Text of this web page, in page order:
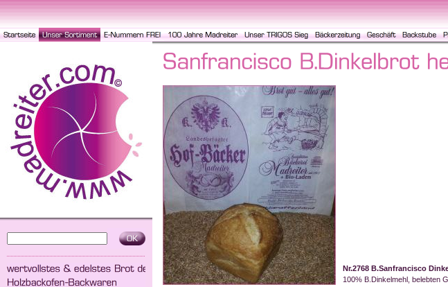
Nr.2768 B.Sanfrancisco
100% B.Dinkelmehl, belebten